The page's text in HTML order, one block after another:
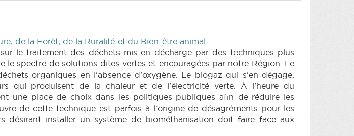
de la Forêt, de la Ruralité et du Bien-être animal
le traitement des déchets mis en décharge par des techniques plus
le spectre de solutions dites vertes et encouragées par notre Région. Le
organiques en l'absence d'oxygène. Le biogaz qui s'en dégage,
qui produisent de la chaleur et de l'électricité verte. À l'heure du
une place de choix dans les politiques publiques afin de réduire les
de cette technique est parfois à l'origine de désagréments pour les
désirant installer un système de biométhanisation doit faire face aux